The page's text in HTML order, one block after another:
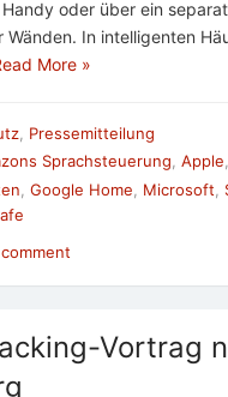
oder über ein
Wänden. In intelligenten
More »
Pressemitteilung
Sprachsteuerung, Apple,
Google Home Microsoft
Vortrag